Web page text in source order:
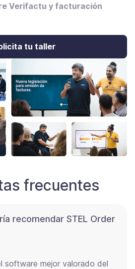
Verifactu y facturación
tu taller
frecuentes
recomendar STEL Order
software mejor valorado del